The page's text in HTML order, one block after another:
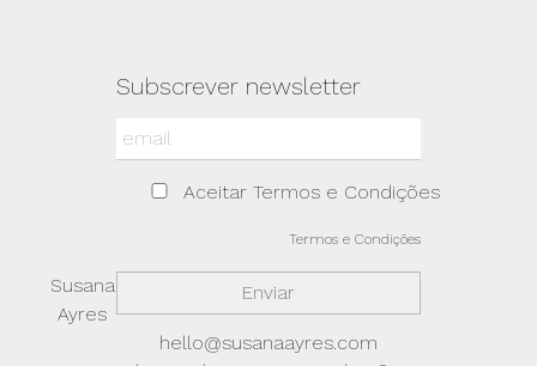
Subscrever newsletter
Aceitar Termos e Condições
Termos e Condições
Susana
Ayres
hello@susanaayres.com